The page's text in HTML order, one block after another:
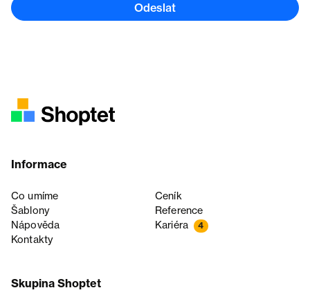
Odeslat
Informace
Co umíme
Ceník
Šablony
Reference
Nápověda
Kariéra 4
Kontakty
Skupina Shoptet